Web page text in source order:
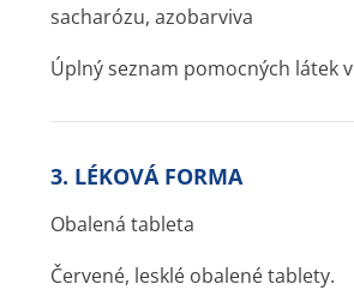
sacharózu, azobarviva
Úplný seznam pomocných látek
3. LÉKOVÁ FORMA
Obalená tableta
Červené, lesklé obalené tablety.